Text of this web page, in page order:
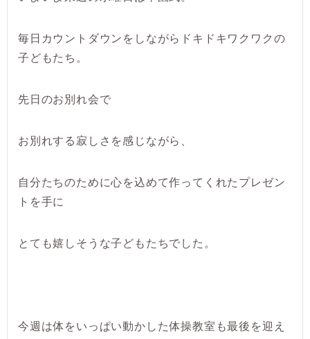
毎日カウントダウンをしながらドキドキワクワクの
子どもたち。
先日のお別れ会で
お別れする寂しさを感じながら、
自分たちのために心を込めて作ってくれたプレゼン
トを手に
とても嬉しそうな子どもたちでした。
今週は体をいっぱい動かした体操教室も最後を迎え